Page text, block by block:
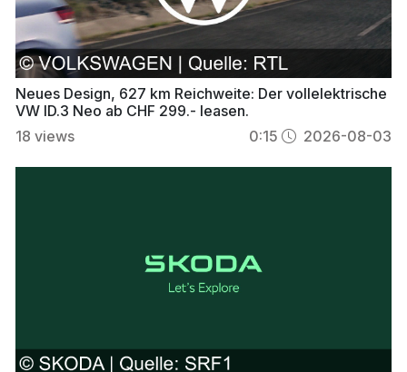
Neues Design, 627 km Reichweite: Der vollelektrische
VW ID.3 Neo ab CHF 299.- leasen.
18 views 0:15 2026-08-03